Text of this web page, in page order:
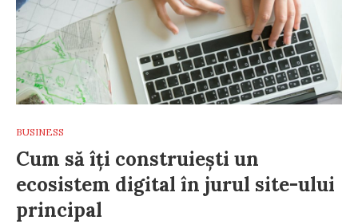
BUSINESS
Cum să îți construiești un
ecosistem digital în jurul site-ului
principal